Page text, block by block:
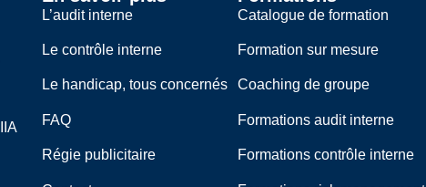
L’audit interne
Le contrôle interne
Le handicap, tous concernés
FAQ
Régie publicitaire
Catalogue de formation
Formation sur mesure
Coaching de groupe
Formations audit interne
Formations contrôle interne